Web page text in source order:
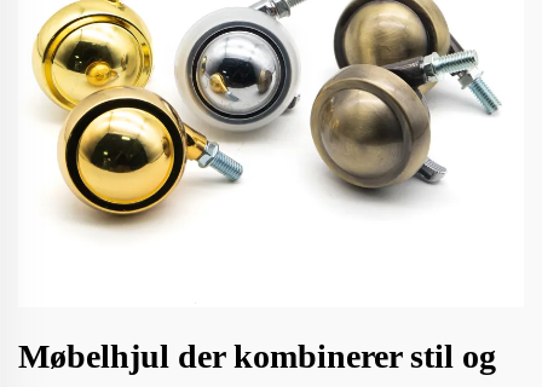
Møbelhjul der kombinerer stil og